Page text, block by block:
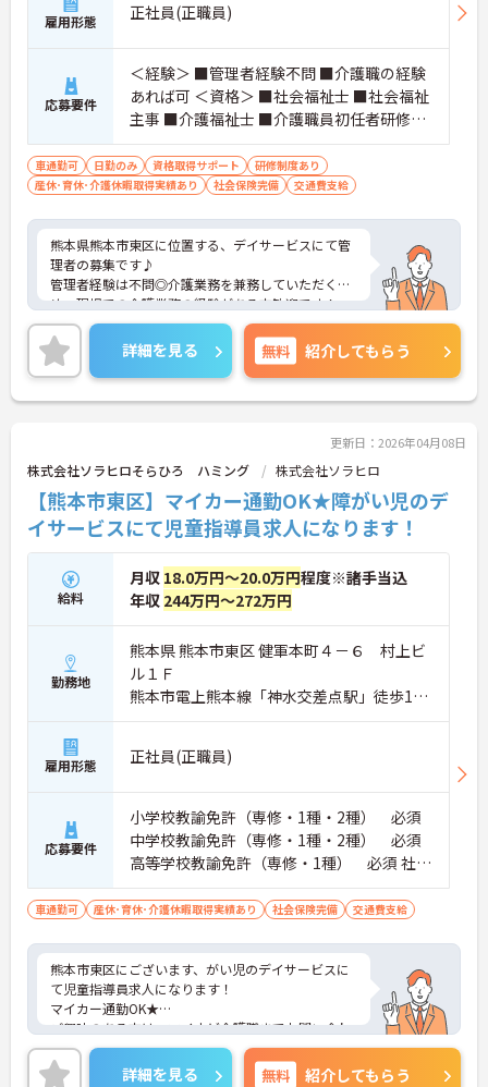
雇用形態 正社員(正職員)
応募要件
＜経験＞ ■管理者経験不問 ■介護職の経験
あれば可 ＜資格＞ ■社会福祉士 ■社会福祉
主事 ■介護福祉士 ■介護職員初任者研修
（旧ヘルパー2級）以上 ■普通自動車免許
（AT限定可）
車通勤可 日勤のみ 資格取得サポート
研修制度あり
産休･育休･介護休暇取得実績あり
社会保険完備 交通費支給
熊本県熊本市東区に位置する、デイサービスにて管
理者の募集です♪
管理者経験は不問◎介護業務を兼務していただくた
め、現場での介護業務の経験がある方歓迎です！
また、職員教育にも力を入れており、社内研修制度
や、資格取得支援制度の利用を通してスキルアップ
を図る事ができます♪
ご興味ある方には、面接のポイントなど、さらに詳
細をお話致しますのでお気軽にご相談ください。
詳細を見る 無料 紹介してもらう
更新日：2026年04月08日
株式会社ソラヒロそらひろ ハミング 株式会社ソラヒロ
【熊本市東区】マイカー通勤OK★障がい児のデ
イサービスにて児童指導員求人になります！
給料
月収 18.0万円～20.0万円程度※諸手当込
年収 244万円～272万円
勤務地
熊本県 熊本市東区 健軍本町４－６ 村上ビ
ル１Ｆ
熊本市電上熊本線「神水交差点駅」徒歩17
分
雇用形態 正社員(正職員)
応募要件
小学校教諭免許（専修・1種・2種） 必須
中学校教諭免許（専修・1種・2種） 必須
高等学校教諭免許（専修・1種） 必須 社会
福祉士、社会福祉主事、児童指導員任用資
格 普通自動車免許（AT限定）
車通勤可 産休･育休･介護休暇取得実績あり 社会保険完備 交通費支給
熊本市東区にございます、がい児のデイサービスに
て児童指導員求人になります！
マイカー通勤OK★
ご興味のある方は、マイナビ介護職までお問い合わ
せください。
詳細を見る 無料 紹介してもらう